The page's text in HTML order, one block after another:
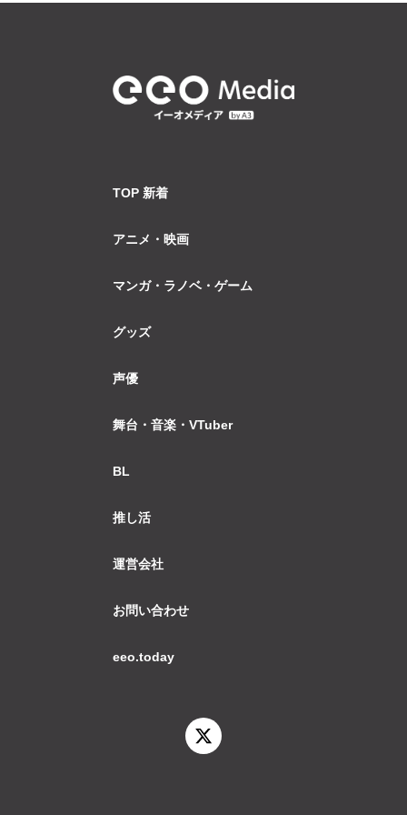
TOP 新着
アニメ・映画
マンガ・ラノベ・ゲーム
グッズ
声優
舞台・音楽・VTuber
BL
推し活
運営会社
お問い合わせ
eeo.today